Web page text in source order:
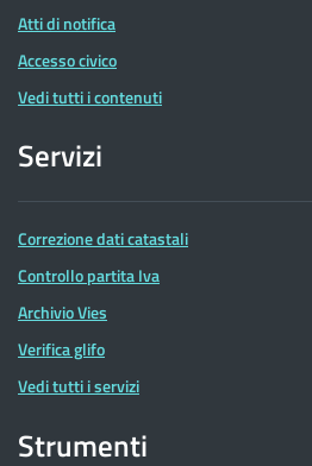
Atti di notifica
Accesso civico
Vedi tutti i contenuti
Servizi
Correzione dati catastali
Controllo partita Iva
Archivio Vies
Verifica glifo
Vedi tutti i servizi
Strumenti